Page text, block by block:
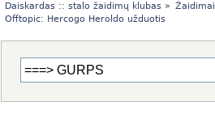
Daiskardas :: stalo žaidimų klubas » Žaidimai
Offtopic: Hercogo Heroldo užduotis